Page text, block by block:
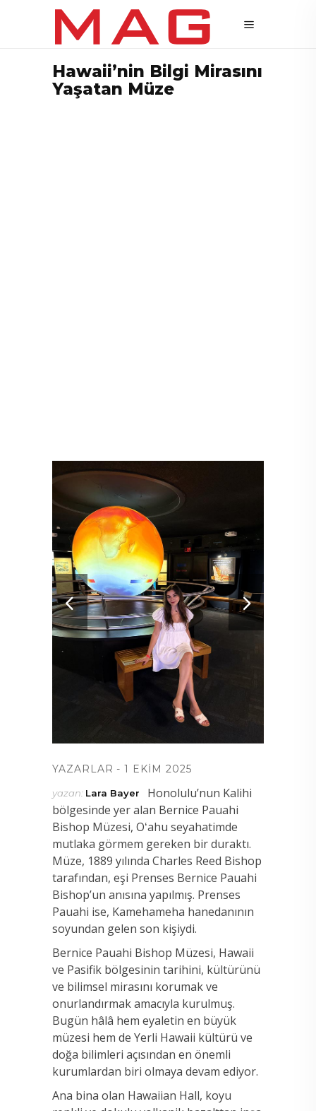
Hawaii’nin Bilgi Mirasını
Yaşatan Müze
YAZARLAR 1 EKIM 2025
yazan: Lara Bayer
Honolulu’nun Kalihi
bölgesinde yer alan Bernice Pauahi
Bishop Müzesi, Oʻahu seyahatimde
mutlaka görmem gereken bir duraktı.
Müze, 1889 yılında Charles Reed Bishop
tarafından, eşi Prenses Bernice Pauahi
Bishop’un anısına yapılmış. Prenses
Pauahi ise, Kamehameha hanedanının
soyundan gelen son kişiydi.
Bernice Pauahi Bishop Müzesi, Hawaii
ve Pasifik bölgesinin tarihini, kültürünü
ve bilimsel mirasını korumak ve
onurlandırmak amacıyla kurulmuş.
Bugün hâlâ hem eyaletin en büyük
müzesi hem de Yerli Hawaii kültürü ve
doğa bilimleri açısından en önemli
kurumlardan biri olmaya devam ediyor.
Ana bina olan Hawaiian Hall, koyu